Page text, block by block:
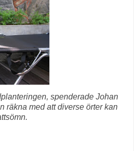
spenderade Johan
räkna med att diverse örter kan